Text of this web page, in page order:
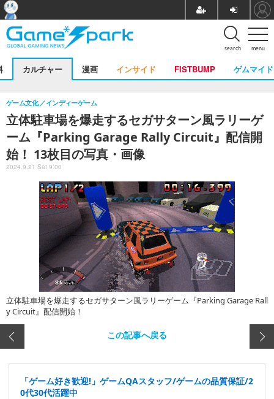
menu
search
カルチャー 漫画 インサイド FISTBUMP ゲムマイド
立体駐車場を爆走するセガサターン風ラリーゲ
ーム『Parking Garage Rally Circuit』配信開
始！ 13枚目の写真・画像
ゲーム文化 インディーゲーム
2024.9.21 Sat 9:00
立体駐車場を爆走するセガサターン風ラリーゲーム『Parking Garage Rall
y Circuit』配信開始！
この記事へ戻る
「ゲーム好き歓迎!」ゲームQAスタッフ/ゲームの品質保証/2
0代30代活躍中